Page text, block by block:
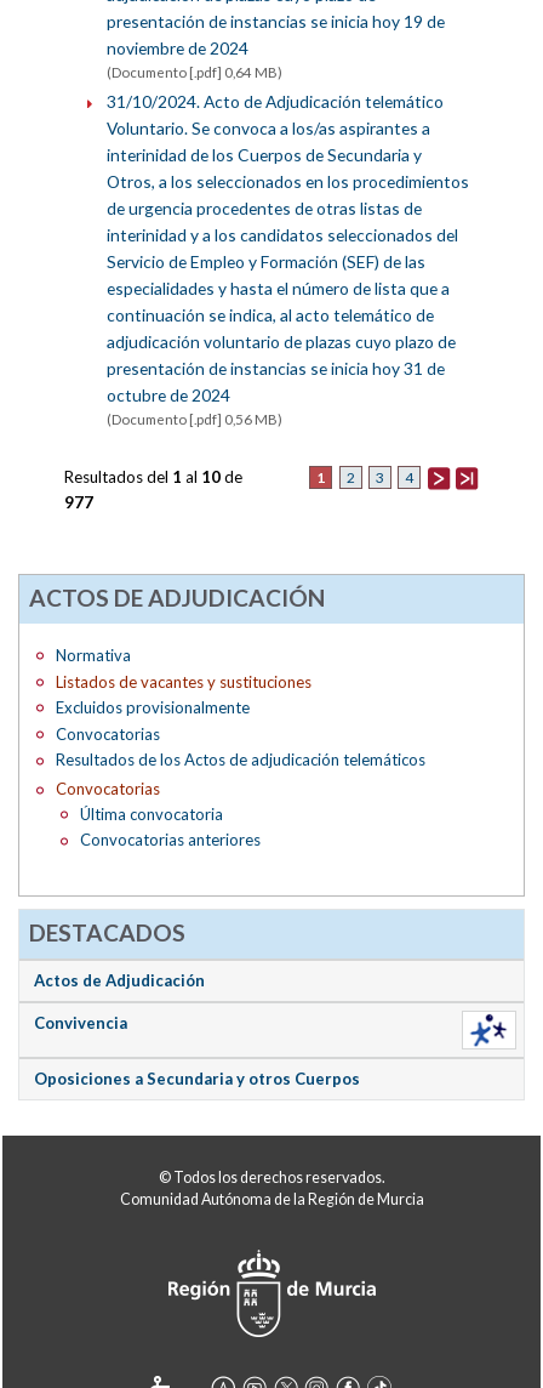
presentación de instancias se inicia hoy 19 de
noviembre de 2024
(Documento [.pdf] 0,64 MB)
31/10/2024. Acto de Adjudicación telemático
Voluntario. Se convoca a los/as aspirantes a
interinidad de los Cuerpos de Secundaria y
Otros, a los seleccionados en los procedimientos
de urgencia procedentes de otras listas de
interinidad y a los candidatos seleccionados del
Servicio de Empleo y Formación (SEF) de las
especialidades y hasta el número de lista que a
continuación se indica, al acto telemático de
adjudicación voluntario de plazas cuyo plazo de
presentación de instancias se inicia hoy 31 de
octubre de 2024
(Documento [.pdf] 0,56 MB)
1 2 3 4
Resultados del 1 al 10de
977
ACTOS DE ADJUDICACIÓN
Normativa
Listados de vacantes y sustituciones
Excluidos provisionalmente
Convocatorias
Resultados de los Actos de adjudicación telemáticos
Convocatorias
Última convocatoria
Convocatorias anteriores
DESTACADOS
Actos de Adjudicación
Convivencia
Oposiciones a Secundaria y otros Cuerpos
© Todos los derechos reservados.
Comunidad Autónoma de la Región de Murcia